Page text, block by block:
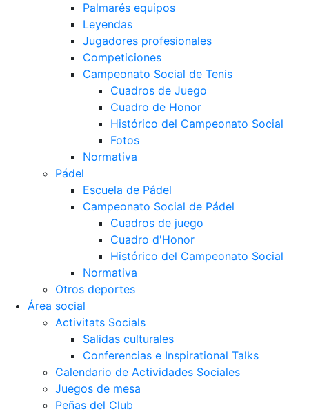
Palmarés equipos
Leyendas
Jugadores profesionales
Competiciones
Campeonato Social de Tenis
Cuadros de Juego
Cuadro de Honor
Histórico del Campeonato Social
Fotos
Normativa
Pádel
Escuela de Pádel
Campeonato Social de Pádel
Cuadros de juego
Cuadro d'Honor
Histórico del Campeonato Social
Normativa
Otros deportes
Área social
Activitats Socials
Salidas culturales
Conferencias e Inspirational Talks
Calendario de Actividades Sociales
Juegos de mesa
Peñas del Club